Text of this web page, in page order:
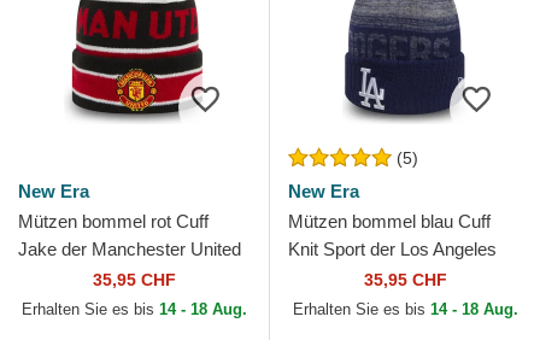
New Era
Mützen bommel rot Cuff
Jake der Manchester United
Football Club Premier League
von New Era
35,95 CHF
Erhalten Sie es bis 14 - 18 Aug.
(5)
New Era
Mützen bommel blau Cuff
Knit Sport der Los Angeles
Dodgers MLB von New Era
35,95 CHF
Erhalten Sie es bis 14 - 18 Aug.